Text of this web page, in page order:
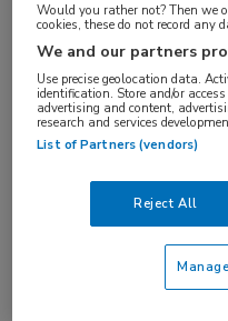
PLAATSINGSDATUM
12 mei 2026
NIVEAU
HBO
DIENSTVERBAND
Niet nader bepaald
Would you rather not? Then
cookies, these do not record any
We and our partners
Use precise geolocation data.
identification. Store and/or
advertising and content,
research and services
List of Partners (vendors)
Reject All